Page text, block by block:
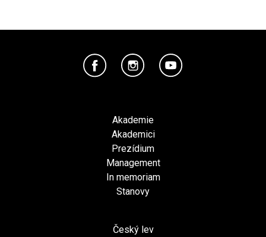
Akademie
Akademici
Prezídium
Management
In memoriam
Stanovy
Český lev